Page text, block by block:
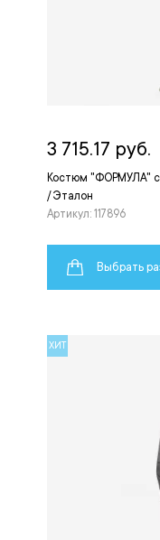
Костюм "ФОРМУЛА" с
/ Эталон
Артикул: 117896
3 715.17 руб.
Выбрать
ХИТ